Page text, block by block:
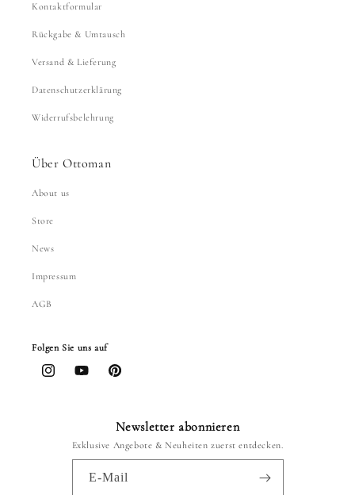
Kontaktformular
Rückgabe & Umtausch
Versand & Lieferung
Datenschutzerklärung
Widerrufsbelehrung
Über Ottoman
About us
Store
News
Impressum
AGB
Folgen Sie uns auf
InstagramYouTubePinterest
Newsletter abonnieren
Exklusive Angebote & Neuheiten zuerst entdecken.
E-Mail